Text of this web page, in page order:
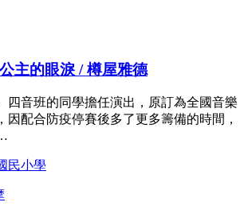
主的眼淚 / 樽屋雅德
四音班的同學擔任演出，原訂為全國音樂
因配合防疫停賽後多了更多籌備的時間，
民小學